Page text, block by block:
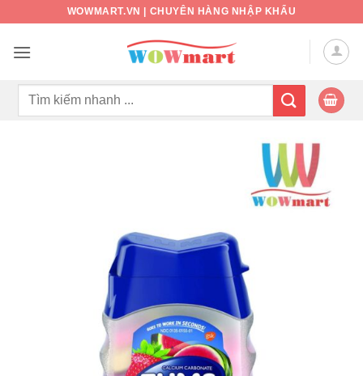
nội
WOWMART.VN | CHUYÊN HÀNG NHẬP KHẨU
Tìm